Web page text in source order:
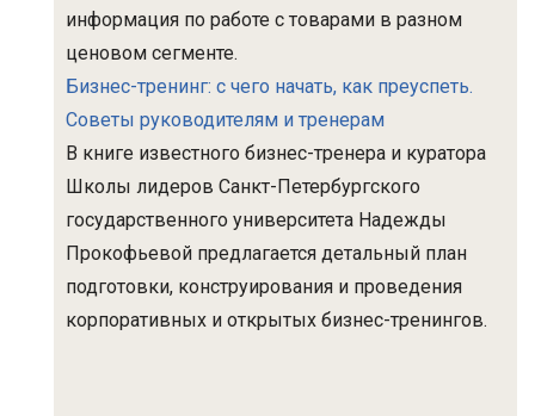
информация по работе с товарами в разном
ценовом сегменте.
Бизнес-тренинг: с чего начать, как преуспеть.
Советы руководителям и тренерам
В книге известного бизнес-тренера и куратора
Школы лидеров Санкт-Петербургского
государственного университета Надежды
Прокофьевой предлагается детальный план
подготовки, конструирования и проведения
корпоративных и открытых бизнес-тренингов.